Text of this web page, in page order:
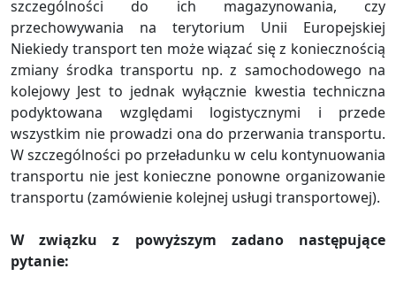
szczególności do ich magazynowania, czy
przechowywania na terytorium Unii Europejskiej
Niekiedy transport ten może wiązać się z koniecznością
zmiany środka transportu np. z samochodowego na
kolejowy Jest to jednak wyłącznie kwestia techniczna
podyktowana względami logistycznymi i przede
wszystkim nie prowadzi ona do przerwania transportu.
W szczególności po przeładunku w celu kontynuowania
transportu nie jest konieczne ponowne organizowanie
transportu (zamówienie kolejnej usługi transportowej).
W związku z powyższym zadano następujące
pytanie: